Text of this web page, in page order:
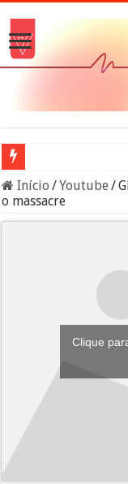
A verdade sobre os
Início /Youtube /
o massacre
Clique